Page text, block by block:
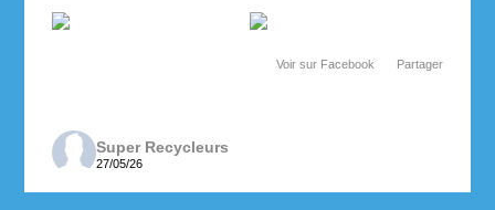
Voir sur Facebook Partager
Super Recycleurs
27/05/26